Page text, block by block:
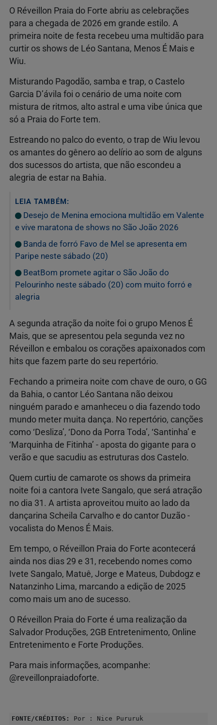
O Réveillon Praia do Forte abriu as celebrações
para a chegada de 2026 em grande estilo. A
primeira noite de festa recebeu uma multidão para
curtir os shows de Léo Santana, Menos É Mais e
Wiu.
Misturando Pagodão, samba e trap, o Castelo
Garcia D’ávila foi o cenário de uma noite com
mistura de ritmos, alto astral e uma vibe única que
só a Praia do Forte tem.
Estreando no palco do evento, o trap de Wiu levou
os amantes do gênero ao delírio ao som de alguns
dos sucessos do artista, que não escondeu a
alegria de estar na Bahia.
LEIA TAMBÉM:
Desejo de Menina emociona multidão em Valente
e vive maratona de shows no São João 2026
Banda de forró Favo de Mel se apresenta em
Paripe neste sábado (20)
BeatBom promete agitar o São João do
Pelourinho neste sábado (20) com muito forró e
alegria
A segunda atração da noite foi o grupo Menos É
Mais, que se apresentou pela segunda vez no
Réveillon e embalou os corações apaixonados com
hits que fazem parte do seu repertório.
Fechando a primeira noite com chave de ouro, o GG
da Bahia, o cantor Léo Santana não deixou
ninguém parado e amanheceu o dia fazendo todo
mundo meter muita dança. No repertório, canções
como ‘Desliza’, ‘Dono da Porra Toda’, ‘Santinha’ e
‘Marquinha de Fitinha’ - aposta do gigante para o
verão e que sacudiu as estruturas dos Castelo.
Quem curtiu de camarote os shows da primeira
noite foi a cantora Ivete Sangalo, que será atração
no dia 31. A artista aproveitou muito ao lado da
dançarina Scheila Carvalho e do cantor Duzão -
vocalista do Menos É Mais.
Em tempo, o Réveillon Praia do Forte acontecerá
ainda nos dias 29 e 31, recebendo nomes como
Ivete Sangalo, Matuê, Jorge e Mateus, Dubdogz e
Natanzinho Lima, marcando a edição de 2025
como mais um ano de sucesso.
O Réveillon Praia do Forte é uma realização da
Salvador Produções, 2GB Entretenimento, Online
Entretenimento e Forte Produções.
Para mais informações, acompanhe:
@reveillonpraiadoforte.
FONTE/CRÉDITOS: Por : Nice Pururuk